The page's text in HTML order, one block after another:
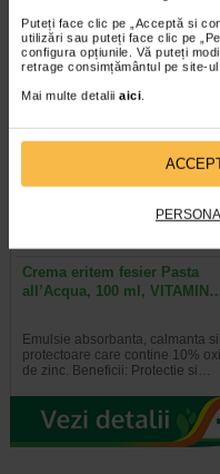
Puteți face clic pe „Acceptă si
utilizări sau puteți face clic pe
configura opțiunile. Vă puteți
retrage consimțământul pe site-
Mai multe detalii aici.
Al 2-lea la jumătate de
Crema eritem fesier Pasta
all’Acqua, 100 ml,
Emulsie absorbanta, calmanta si
protectoare care contine 10%
de zinc. Beneficii: Protectie si…